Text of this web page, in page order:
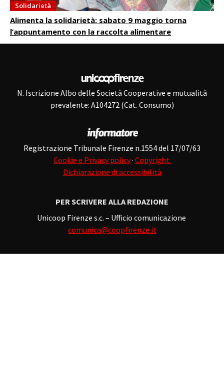
Solidarietà
Alimenta la solidarietà: sabato 9 maggio torna
l’appuntamento con la raccolta alimentare
N. Iscrizione Albo delle Società Cooperative e mutualità
prevalente: A104272 (Cat. Consumo)
Registrazione Tribunale Firenze n.1554 del 17/07/63
Cookie e Privacy policy· Copyright
Dichiarazione di accessibilità
PER SCRIVERE ALLA REDAZIONE
Unicoop Firenze s.c. – Ufficio comunicazione
comunica@coopfirenze.it